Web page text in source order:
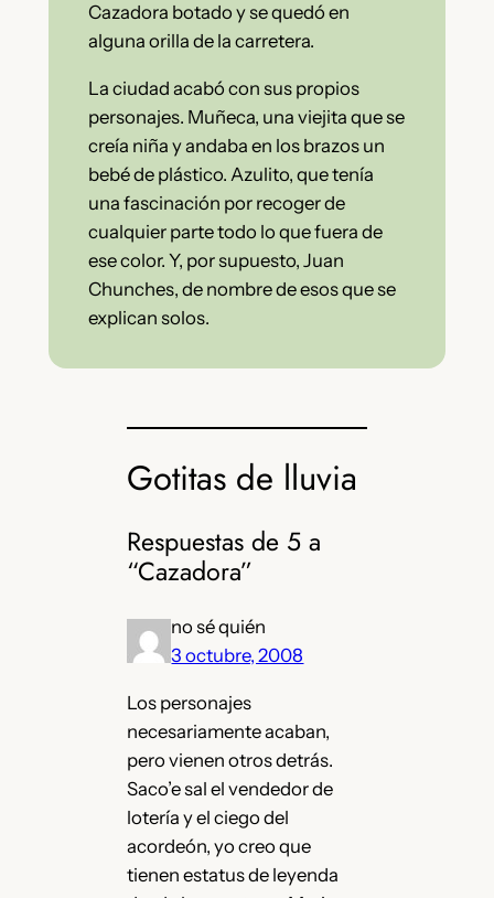
Cazadora botado y se quedó en
alguna orilla de la carretera.
La ciudad acabó con sus propios
personajes. Muñeca, una viejita que se
creía niña y andaba en los brazos un
bebé de plástico. Azulito, que tenía
una fascinación por recoger de
cualquier parte todo lo que fuera de
ese color. Y, por supuesto, Juan
Chunches, de nombre de esos que se
explican solos.
Gotitas de lluvia
Respuestas de 5 a
“Cazadora”
no sé quién
3 octubre, 2008
Los personajes
necesariamente acaban,
pero vienen otros detrás.
Saco’e sal el vendedor de
lotería y el ciego del
acordeón, yo creo que
tienen estatus de leyenda